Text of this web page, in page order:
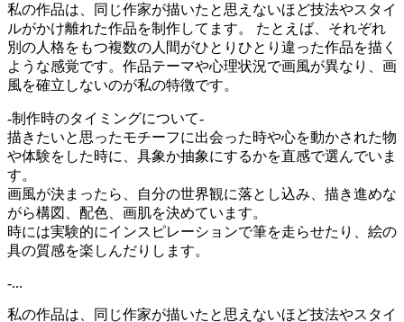
私の作品は、同じ作家が描いたと思えないほど技法やスタイ
ルがかけ離れた作品を制作してます。 たとえば、それぞれ
別の人格をもつ複数の人間がひとりひとり違った作品を描く
ような感覚です。作品テーマや心理状況で画風が異なり、画
風を確立しないのが私の特徴です。
-制作時のタイミングについて-
描きたいと思ったモチーフに出会った時や心を動かされた物
や体験をした時に、具象か抽象にするかを直感で選んでいま
す。
画風が決まったら、自分の世界観に落とし込み、描き進めな
がら構図、配色、画肌を決めています。
時には実験的にインスピレーションで筆を走らせたり、絵の
具の質感を楽しんだりします。
-...
私の作品は、同じ作家が描いたと思えないほど技法やスタイ